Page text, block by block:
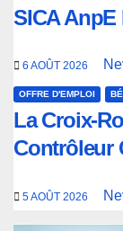
SICA
6 AOÛT 2026
OFFRE D'EMPLOI
La Croix-
Contrôleur
5 AOÛT 2026